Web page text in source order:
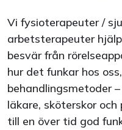
Vi fysioterapeuter /
arbetsterapeuter
besvär från
hur det funkar hos
behandlingsmetoder
läkare, sköterskor
till en över tid god